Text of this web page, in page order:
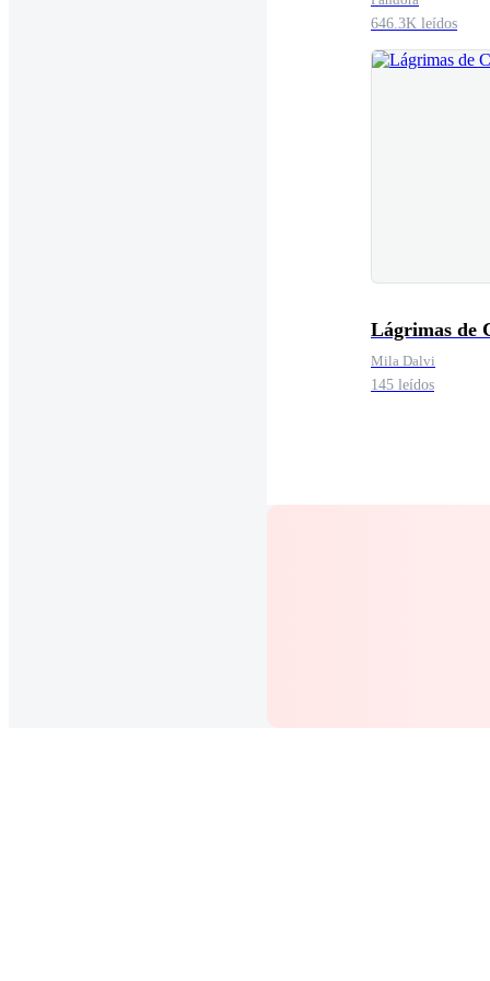
646.3K leídos
Lágrimas de
Mila Dalvi
145 leídos